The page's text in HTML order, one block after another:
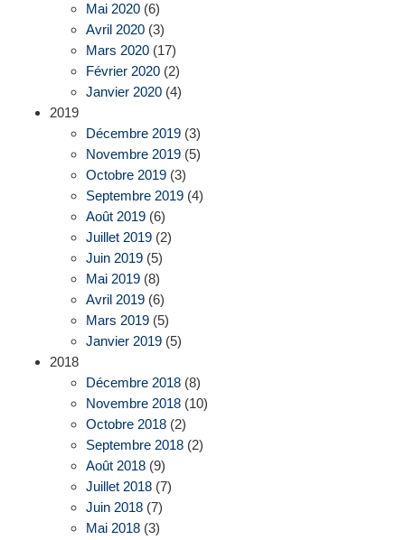
Mai 2020 (6)
Avril 2020 (3)
Mars 2020 (17)
Février 2020 (2)
Janvier 2020 (4)
2019
Décembre 2019 (3)
Novembre 2019 (5)
Octobre 2019 (3)
Septembre 2019 (4)
Août 2019 (6)
Juillet 2019 (2)
Juin 2019 (5)
Mai 2019 (8)
Avril 2019 (6)
Mars 2019 (5)
Janvier 2019 (5)
2018
Décembre 2018 (8)
Novembre 2018 (10)
Octobre 2018 (2)
Septembre 2018 (2)
Août 2018 (9)
Juillet 2018 (7)
Juin 2018 (7)
Mai 2018 (3)